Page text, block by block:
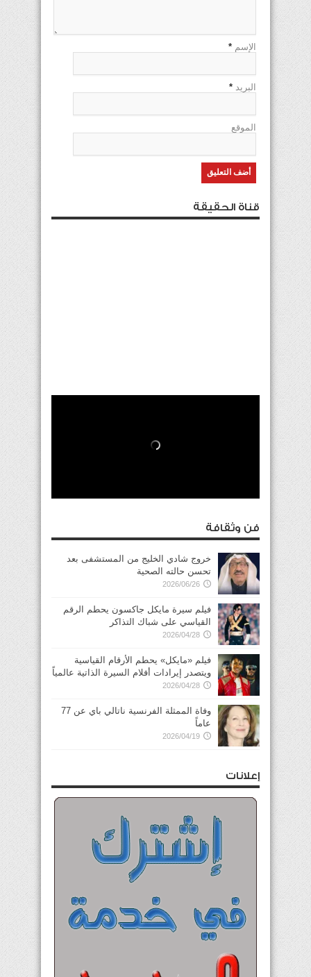
الإسم *
البريد *
الموقع
قناة الحقيقة
فن وثقافة
خروج شادي الخليج من المستشفى بعد
تحسن حالته الصحية
2026/06/26
فيلم سيرة مايكل جاكسون يحطم الرقم
القياسي على شباك التذاكر
2026/04/28
فيلم «مايكل» يحطم الأرقام القياسية
ويتصدر إيرادات أفلام السيرة الذاتية عالمياً
2026/04/28
وفاة الممثلة الفرنسية ناتالي باي عن 77
عاماً
2026/04/19
إعلانات